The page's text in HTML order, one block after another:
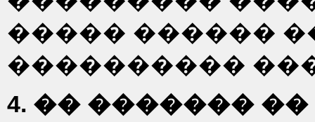
����� ������
����������
4. �� �������